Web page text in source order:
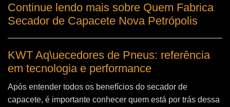
Continue lendo mais sobre Quem Fabrica
Secador de Capacete Nova Petrópolis
KWT Aq\uecedores de Pneus: referência
em tecnologia e performance
Após entender todos os benefícios do secador de
capacete, é importante conhecer quem está por trás dessa